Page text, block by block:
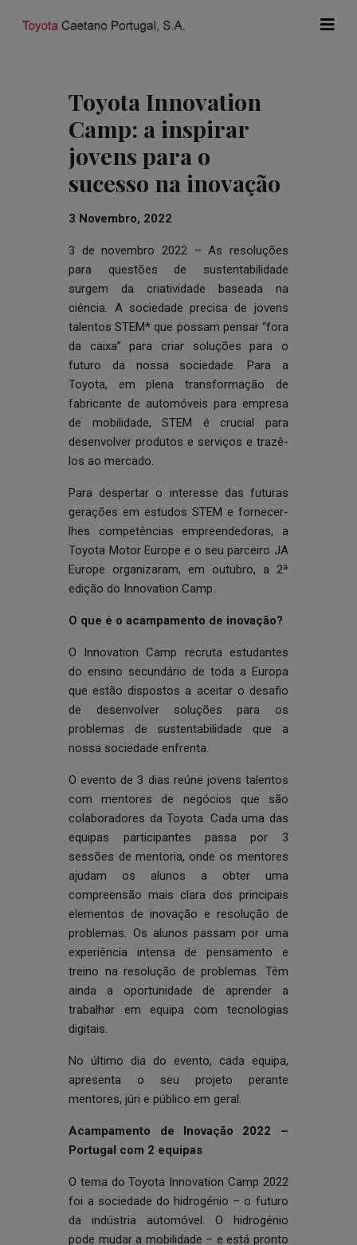
Toyota Innovation
Camp: a inspirar
jovens para o
sucesso na inovação
3 Novembro, 2022
3 de novembro 2022 – As resoluções
para questões de sustentabilidade
surgem da criatividade baseada na
ciência. A sociedade precisa de jovens
talentos STEM* que possam pensar “fora
da caixa” para criar soluções para o
futuro da nossa sociedade. Para a
Toyota, em plena transformação de
fabricante de automóveis para empresa
de mobilidade, STEM é crucial para
desenvolver produtos e serviços e trazê-
los ao mercado.
Para despertar o interesse das futuras
gerações em estudos STEM e fornecer-
lhes competências empreendedoras, a
Toyota Motor Europe e o seu parceiro JA
Europe organizaram, em outubro, a 2ª
edição do Innovation Camp.
O que é o acampamento de inovação?
O Innovation Camp recruta estudantes
do ensino secundário de toda a Europa
que estão dispostos a aceitar o desafio
de desenvolver soluções para os
problemas de sustentabilidade que a
nossa sociedade enfrenta.
O evento de 3 dias reúne jovens talentos
com mentores de negócios que são
colaboradores da Toyota. Cada uma das
equipas participantes passa por 3
sessões de mentoria, onde os mentores
ajudam os alunos a obter uma
compreensão mais clara dos principais
elementos de inovação e resolução de
problemas. Os alunos passam por uma
experiência intensa de pensamento e
treino na resolução de problemas. Têm
ainda a oportunidade de aprender a
trabalhar em equipa com tecnologias
digitais.
No último dia do evento, cada equipa,
apresenta o seu projeto perante
mentores, júri e público em geral.
Acampamento de Inovação 2022 –
Portugal com 2 equipas
O tema do Toyota Innovation Camp 2022
foi a sociedade do hidrogénio – o futuro
da indústria automóvel. O hidrogénio
pode mudar a mobilidade – e está pronto